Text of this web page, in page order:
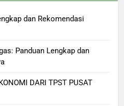
dan Rekomendasi
Panduan Lengkap dan
DARI TPST PUSAT